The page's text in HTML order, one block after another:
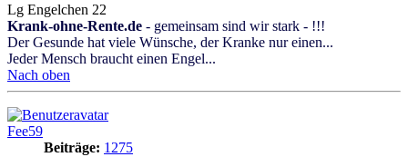
Lg Engelchen 22
Krank-ohne-Rente.de - gemeinsam sind wir stark - !!!
Der Gesunde hat viele Wünsche, der Kranke nur einen...
Jeder Mensch braucht einen Engel...
Nach oben
Fee59
Beiträge: 1275